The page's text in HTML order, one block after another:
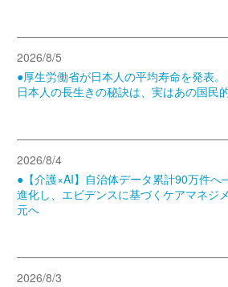
2026/8/5
●厚生労働省が日本人の平均寿命を発表。
日本人の長生きの秘訣は、実はあの国民
2026/8/4
●【介護×AI】自治体データ累計90万件へ
進化し、エビデンスに基づくケアマネジ
元へ
2026/8/3